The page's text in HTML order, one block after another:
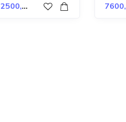
2500,00 7600,00